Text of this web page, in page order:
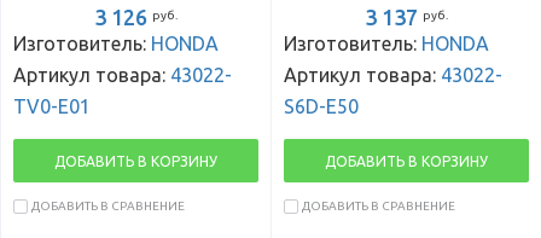
3 126 руб.
Изготовитель: HONDA
Артикул товара: 43022-
TV0-E01
ДОБАВИТЬ В КОРЗИНУ
ДОБАВИТЬ В СРАВНЕНИЕ
3 137 руб.
Изготовитель: HONDA
Артикул товара: 43022-
S6D-E50
ДОБАВИТЬ В КОРЗИНУ
ДОБАВИТЬ В СРАВНЕНИЕ